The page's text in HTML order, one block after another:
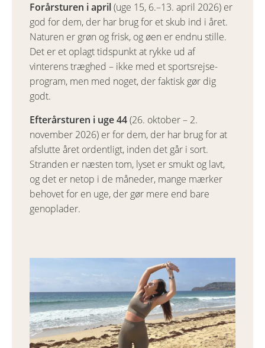
Forårsturen i april(uge 15, 6.–13. april 2026) er
god for dem, der har brug for et skub ind i året.
Naturen er grøn og frisk, og øen er endnu stille.
Det er et oplagt tidspunkt at rykke ud af
vinterens træghed – ikke med et sportsrejse-
program, men med noget, der faktisk gør dig
godt.
Efterårsturen i uge 44(26. oktober – 2.
november 2026) er for dem, der har brug for at
afslutte året ordentligt, inden det går i sort.
Stranden er næsten tom, lyset er smukt og lavt,
og det er netop i de måneder, mange mærker
behovet for en uge, der gør mere end bare
genoplader.